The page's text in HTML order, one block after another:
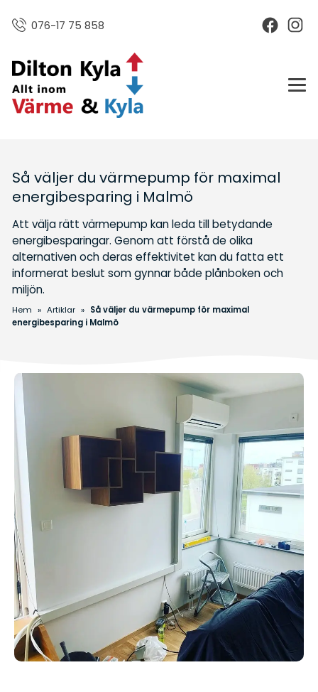
076-17 75 858
Så väljer du värmepump för maximal
energibesparing i Malmö​
Att välja rätt värmepump kan leda till betydande
energibesparingar. Genom att förstå de olika
alternativen och deras effektivitet kan du fatta ett
informerat beslut som gynnar både plånboken och
miljön.​
Hem » Artiklar » Så väljer du värmepump för maximal
energibesparing i Malmö​